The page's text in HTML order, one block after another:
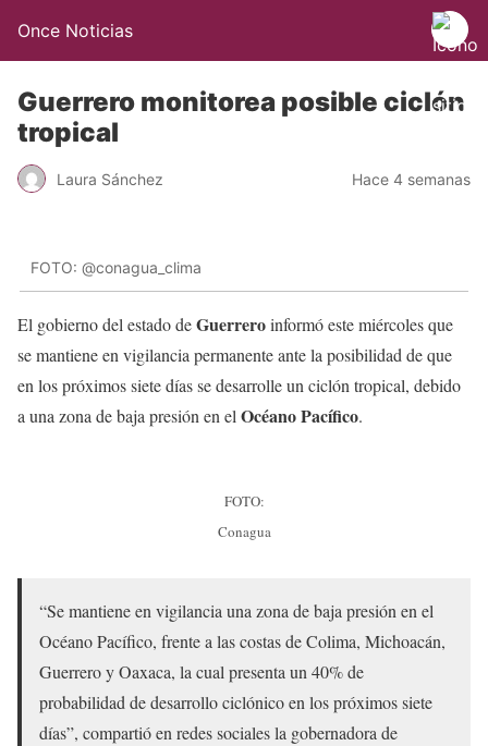
Once Noticias
Guerrero monitorea posible ciclón
tropical
Laura Sánchez Hace 4 semanas
FOTO: @conagua_clima
El gobierno del estado deGuerreroinformó este miércoles que
se mantiene en vigilancia permanente ante la posibilidad de que
en los próximos siete días se desarrolle un ciclón tropical, debido
a una zona de baja presión en el Océano Pacífico.
FOTO:
Conagua
“Se mantiene en vigilancia una zona de baja presión en el
Océano Pacífico, frente a las costas de Colima, Michoacán,
Guerrero y Oaxaca, la cual presenta un 40% de
probabilidad de desarrollo ciclónico en los próximos siete
días”, compartió en redes sociales la gobernadora de